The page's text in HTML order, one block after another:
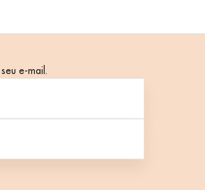
e-mail.